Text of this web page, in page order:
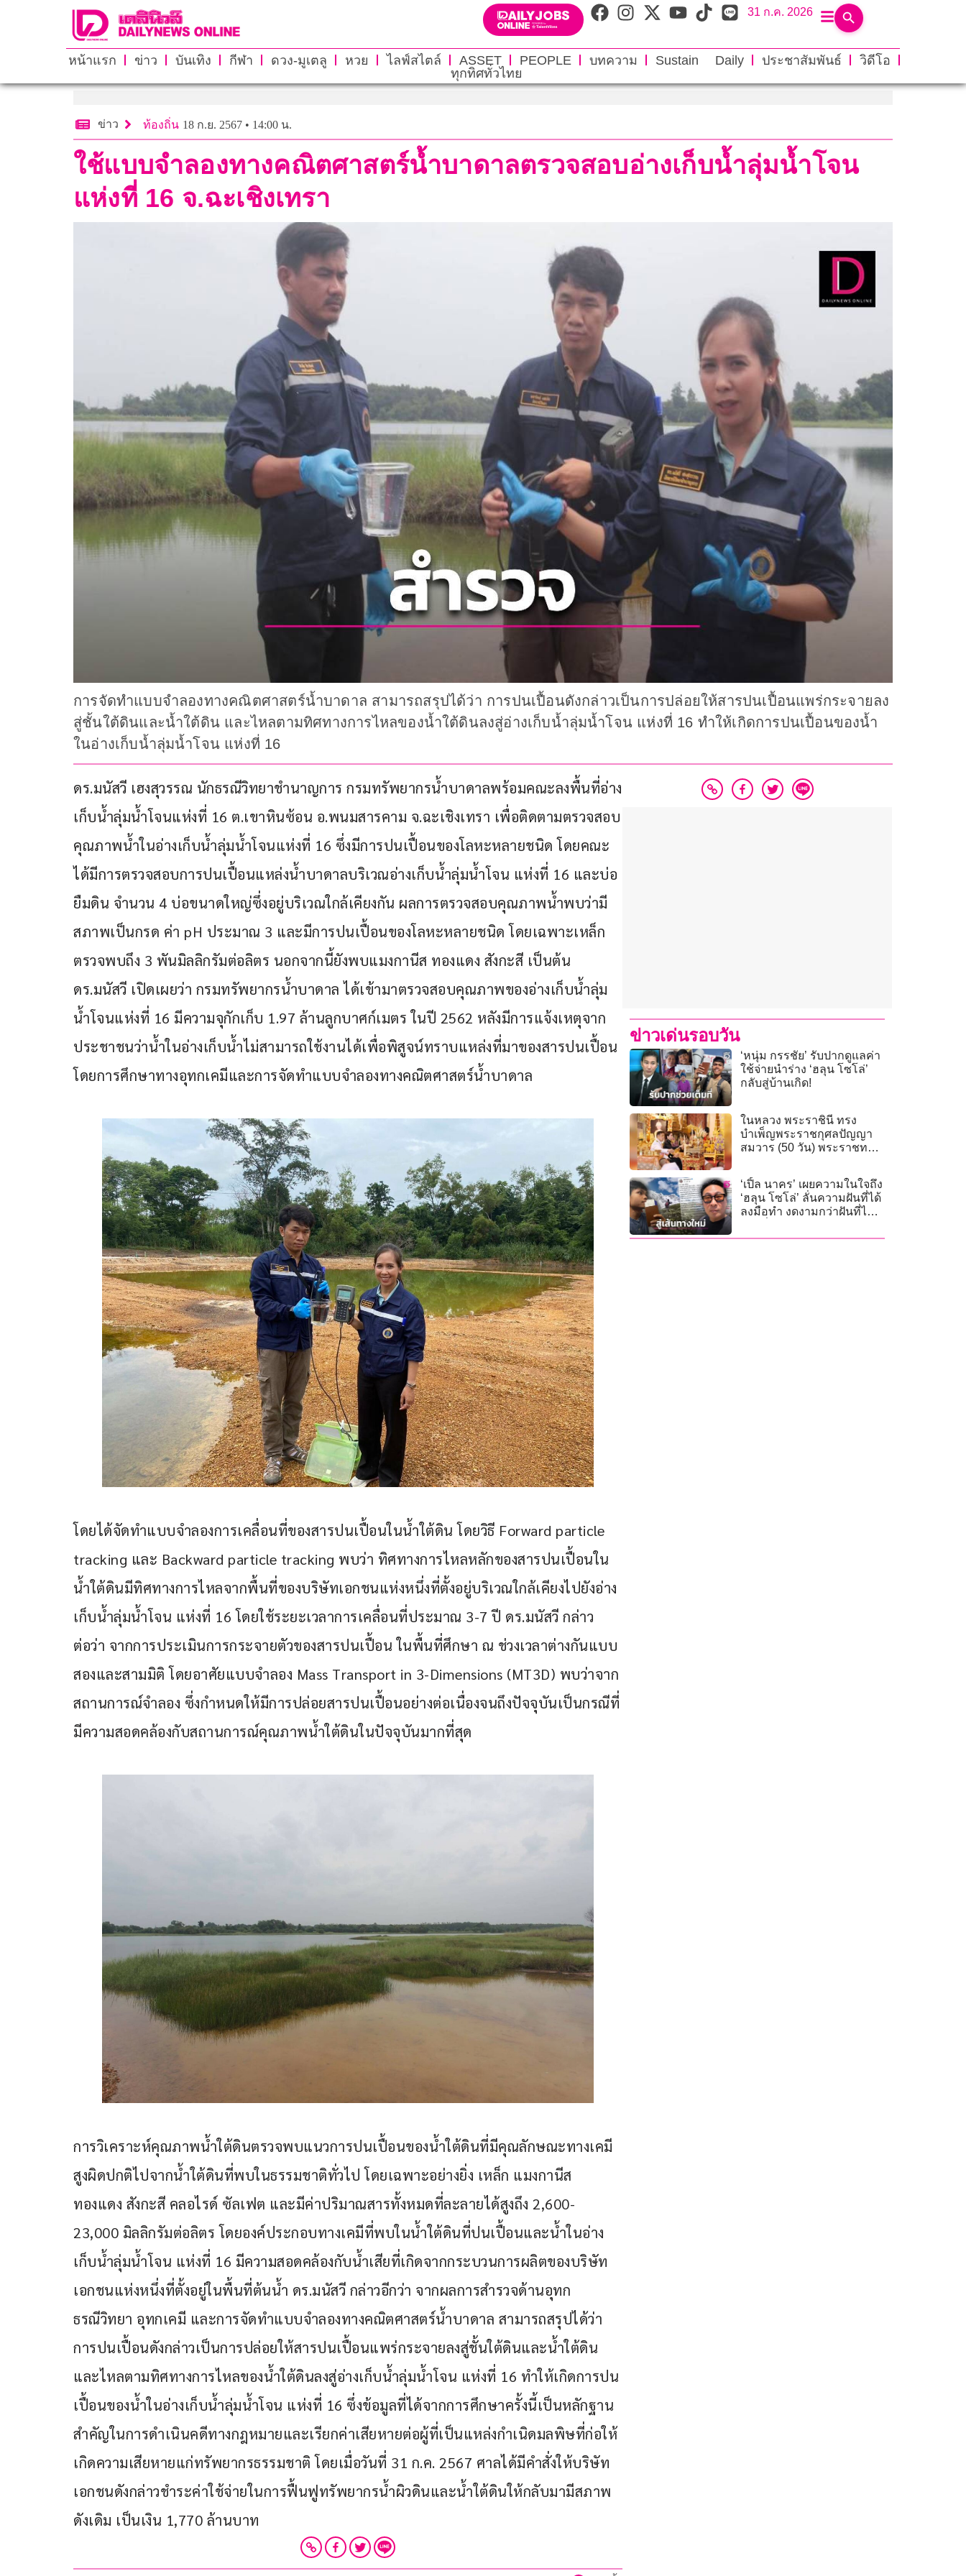
31 ก.ค. 2026
หน้าแรก ข่าว บันเทิง กีฬา ดวง-มูเตลู หวย ไลฟ์สไตล์ ASSET PEOPLE บทความ Sustain Daily ประชาสัมพันธ์
วิดีโอ
ทุกทิศทั่วไทย
ข่าว ท้องถิ่น 18 ก.ย. 2567 • 14:00 น.
ใช้แบบจำลองทางคณิตศาสตร์น้ำบาดาลตรวจสอบอ่างเก็บน้ำลุ่มน้ำโจน
แห่งที่ 16 จ.ฉะเชิงเทรา
การจัดทำแบบจำลองทางคณิตศาสตร์น้ำบาดาล สามารถสรุปได้ว่า การปนเปื้อนดังกล่าวเป็นการปล่อยให้สารปนเปื้อนแพร่กระจายลง
สู่ชั้นใต้ดินและน้ำใต้ดิน และไหลตามทิศทางการไหลของน้ำใต้ดินลงสู่อ่างเก็บน้ำลุ่มน้ำโจน แห่งที่ 16 ทำให้เกิดการปนเปื้อนของน้ำ
ในอ่างเก็บน้ำลุ่มน้ำโจน แห่งที่ 16
ดร.มนัสวี เฮงสุวรรณ นักธรณีวิทยาชำนาญการ กรมทรัพยากรน้ำบาดาลพร้อมคณะลงพื้นที่อ่าง
เก็บน้ำลุ่มน้ำโจนแห่งที่ 16 ต.เขาหินซ้อน อ.พนมสารคาม จ.ฉะเชิงเทรา เพื่อติดตามตรวจสอบ
คุณภาพน้ำในอ่างเก็บน้ำลุ่มน้ำโจนแห่งที่ 16 ซึ่งมีการปนเปื้อนของโลหะหลายชนิด โดยคณะ
ได้มีการตรวจสอบการปนเปื้อนแหล่งน้ำบาดาลบริเวณอ่างเก็บน้ำลุ่มน้ำโจน แห่งที่ 16 และบ่อ
ยืมดิน จำนวน 4 บ่อขนาดใหญ่ซึ่งอยู่บริเวณใกล้เคียงกัน ผลการตรวจสอบคุณภาพน้ำพบว่ามี
สภาพเป็นกรด ค่า pH ประมาณ 3 และมีการปนเปื้อนของโลหะหลายชนิด โดยเฉพาะเหล็ก
ตรวจพบถึง 3 พันมิลลิกรัมต่อลิตร นอกจากนี้ยังพบแมงกานีส ทองแดง สังกะสี เป็นต้น
ดร.มนัสวี เปิดเผยว่า กรมทรัพยากรน้ำบาดาล ได้เข้ามาตรวจสอบคุณภาพของอ่างเก็บน้ำลุ่ม
น้ำโจนแห่งที่ 16 มีความจุกักเก็บ 1.97 ล้านลูกบาศก์เมตร ในปี 2562 หลังมีการแจ้งเหตุจาก
ประชาชนว่าน้ำในอ่างเก็บน้ำไม่สามารถใช้งานได้เพื่อพิสูจน์ทราบแหล่งที่มาของสารปนเปื้อน
โดยการศึกษาทางอุทกเคมีและการจัดทำแบบจำลองทางคณิตศาสตร์น้ำบาดาล
โดยได้จัดทำแบบจำลองการเคลื่อนที่ของสารปนเปื้อนในน้ำใต้ดิน โดยวิธี Forward particle
tracking และ Backward particle tracking พบว่า ทิศทางการไหลหลักของสารปนเปื้อนใน
น้ำใต้ดินมีทิศทางการไหลจากพื้นที่ของบริษัทเอกชนแห่งหนึ่งที่ตั้งอยู่บริเวณใกล้เคียงไปยังอ่าง
เก็บน้ำลุ่มน้ำโจน แห่งที่ 16 โดยใช้ระยะเวลาการเคลื่อนที่ประมาณ 3-7 ปี ดร.มนัสวี กล่าว
ต่อว่า จากการประเมินการกระจายตัวของสารปนเปื้อน ในพื้นที่ศึกษา ณ ช่วงเวลาต่างกันแบบ
สองและสามมิติ โดยอาศัยแบบจำลอง Mass Transport in 3-Dimensions (MT3D) พบว่าจาก
สถานการณ์จำลอง ซึ่งกำหนดให้มีการปล่อยสารปนเปื้อนอย่างต่อเนื่องจนถึงปัจจุบันเป็นกรณีที่
มีความสอดคล้องกับสถานการณ์คุณภาพน้ำใต้ดินในปัจจุบันมากที่สุด
การวิเคราะห์คุณภาพน้ำใต้ดินตรวจพบแนวการปนเปื้อนของน้ำใต้ดินที่มีคุณลักษณะทางเคมี
สูงผิดปกติไปจากน้ำใต้ดินที่พบในธรรมชาติทั่วไป โดยเฉพาะอย่างยิ่ง เหล็ก แมงกานีส
ทองแดง สังกะสี คลอไรด์ ซัลเฟต และมีค่าปริมาณสารทั้งหมดที่ละลายได้สูงถึง 2,600-
23,000 มิลลิกรัมต่อลิตร โดยองค์ประกอบทางเคมีที่พบในน้ำใต้ดินที่ปนเปื้อนและน้ำในอ่าง
เก็บน้ำลุ่มน้ำโจน แห่งที่ 16 มีความสอดคล้องกับน้ำเสียที่เกิดจากกระบวนการผลิตของบริษัท
เอกชนแห่งหนึ่งที่ตั้งอยู่ในพื้นที่ต้นน้ำ ดร.มนัสวี กล่าวอีกว่า จากผลการสำรวจด้านอุทก
ธรณีวิทยา อุทกเคมี และการจัดทำแบบจำลองทางคณิตศาสตร์น้ำบาดาล สามารถสรุปได้ว่า
การปนเปื้อนดังกล่าวเป็นการปล่อยให้สารปนเปื้อนแพร่กระจายลงสู่ชั้นใต้ดินและน้ำใต้ดิน
และไหลตามทิศทางการไหลของน้ำใต้ดินลงสู่อ่างเก็บน้ำลุ่มน้ำโจน แห่งที่ 16 ทำให้เกิดการปน
เปื้อนของน้ำในอ่างเก็บน้ำลุ่มน้ำโจน แห่งที่ 16 ซึ่งข้อมูลที่ได้จากการศึกษาครั้งนี้เป็นหลักฐาน
สำคัญในการดำเนินคดีทางกฎหมายและเรียกค่าเสียหายต่อผู้ที่เป็นแหล่งกำเนิดมลพิษที่ก่อให้
เกิดความเสียหายแก่ทรัพยากรธรรมชาติ โดยเมื่อวันที่ 31 ก.ค. 2567 ศาลได้มีคำสั่งให้บริษัท
เอกชนดังกล่าวชำระค่าใช้จ่ายในการฟื้นฟูทรัพยากรน้ำผิวดินและน้ำใต้ดินให้กลับมามีสภาพ
ดังเดิม เป็นเงิน 1,770 ล้านบาท
ข่าวเด่นรอบวัน
‘หนุ่ม กรรชัย’ รับปากดูแลค่า
ใช้จ่ายนำร่าง ‘ฮลุน โซโล่’
กลับสู่บ้านเกิด!
ในหลวง พระราชินี ทรง
บำเพ็ญพระราชกุศลปัญญา
สมวาร (50 วัน) พระราชทาน
‘เปิ้ล นาคร’ เผยความในใจถึง
‘ฮลุน โซโล่’ ลั่นความฝันที่ได้
ลงมือทำ งดงามกว่าฝันที่ไม่